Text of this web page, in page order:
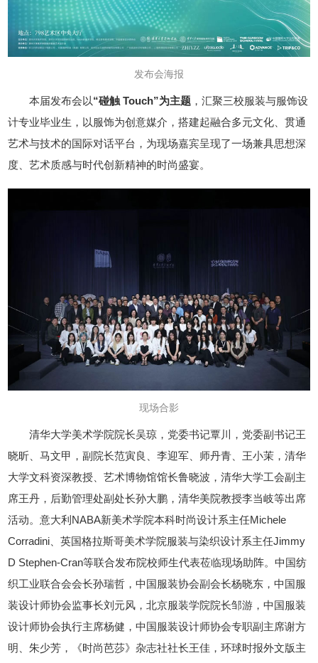
发布会海报
本届发布会以“碰触 Touch”为主题 ，汇聚三校服装与服饰设
计专业毕业生，以服饰为创意媒介，搭建起融合多元文化、贯通
艺术与技术的国际对话平台，为现场嘉宾呈现了一场兼具思想深
度、艺术质感与时代创新精神的时尚盛宴。
现场合影
清华大学美术学院院长吴琼，党委书记覃川，党委副书记王
晓昕、马文甲，副院长范寅良、李迎军、师丹青、王小茉，清华
大学文科资深教授、艺术博物馆馆长鲁晓波，清华大学工会副主
席王丹，后勤管理处副处长孙大鹏，清华美院教授李当岐等出席
活动。意大利NABA新美术学院本科时尚设计系主任Michele
Corradini、英国格拉斯哥美术学院服装与染织设计系主任Jimmy
D Stephen-Cran等联合发布院校师生代表莅临现场助阵。中国纺
织工业联合会会长孙瑞哲，中国服装协会副会长杨晓东，中国服
装设计师协会监事长刘元风，北京服装学院院长邹游，中国服装
设计师协会执行主席杨健，中国服装设计师协会专职副主席谢方
明、朱少芳，《时尚芭莎》杂志社社长王佳，环球时报外文版主